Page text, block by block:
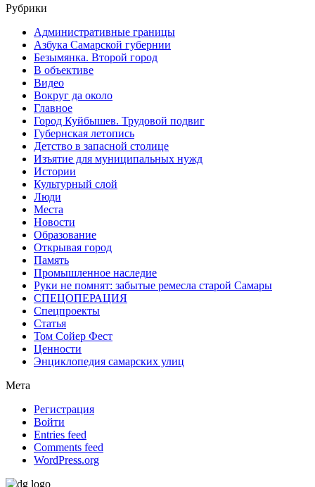
Рубрики
Административные границы
Азбука Самарской губернии
Безымянка. Второй город
В объективе
Видео
Вокруг да около
Главное
Город Куйбышев. Трудовой подвиг
Губернская летопись
Детство в запасной столице
Изъятие для муниципальных нужд
Истории
Культурный слой
Люди
Места
Новости
Образование
Открывая город
Память
Промышленное наследие
Руки не помнят: забытые ремесла старой Самары
СПЕЦОПЕРАЦИЯ
Спецпроекты
Статья
Том Сойер Фест
Ценности
Энциклопедия самарских улиц
Мета
Регистрация
Войти
Entries feed
Comments feed
WordPress.org